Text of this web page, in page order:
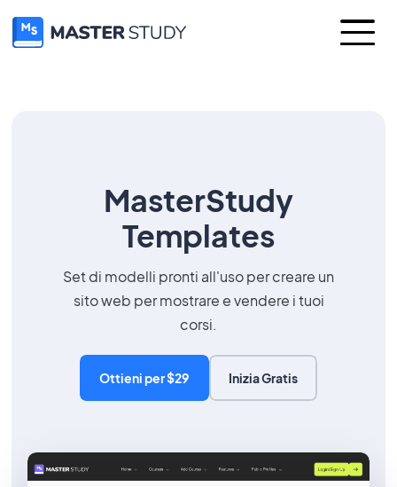
MasterStudy
Templates
Set di modelli pronti all'uso per creare un
sito web per mostrare e vendere i tuoi
corsi.
Ottieni per $29 Inizia Gratis